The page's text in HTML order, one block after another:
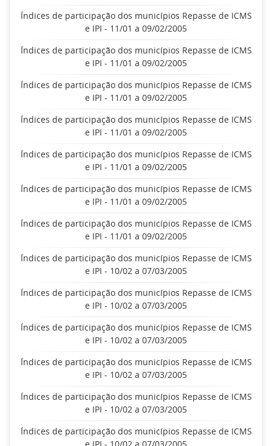
Índices de participação dos municípios Repasse de ICMS
e IPI - 11/01 a 09/02/2005
Índices de participação dos municípios Repasse de ICMS
e IPI - 11/01 a 09/02/2005
Índices de participação dos municípios Repasse de ICMS
e IPI - 11/01 a 09/02/2005
Índices de participação dos municípios Repasse de ICMS
e IPI - 11/01 a 09/02/2005
Índices de participação dos municípios Repasse de ICMS
e IPI - 11/01 a 09/02/2005
Índices de participação dos municípios Repasse de ICMS
e IPI - 11/01 a 09/02/2005
Índices de participação dos municípios Repasse de ICMS
e IPI - 11/01 a 09/02/2005
Índices de participação dos municípios Repasse de ICMS
e IPI - 10/02 a 07/03/2005
Índices de participação dos municípios Repasse de ICMS
e IPI - 10/02 a 07/03/2005
Índices de participação dos municípios Repasse de ICMS
e IPI - 10/02 a 07/03/2005
Índices de participação dos municípios Repasse de ICMS
e IPI - 10/02 a 07/03/2005
Índices de participação dos municípios Repasse de ICMS
e IPI - 10/02 a 07/03/2005
Índices de participação dos municípios Repasse de ICMS